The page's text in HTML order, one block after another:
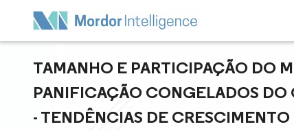
TAMANHO E PARTICIPAÇÃO DO
PANIFICAÇÃO CONGELADOS
- TENDÊNCIAS DE